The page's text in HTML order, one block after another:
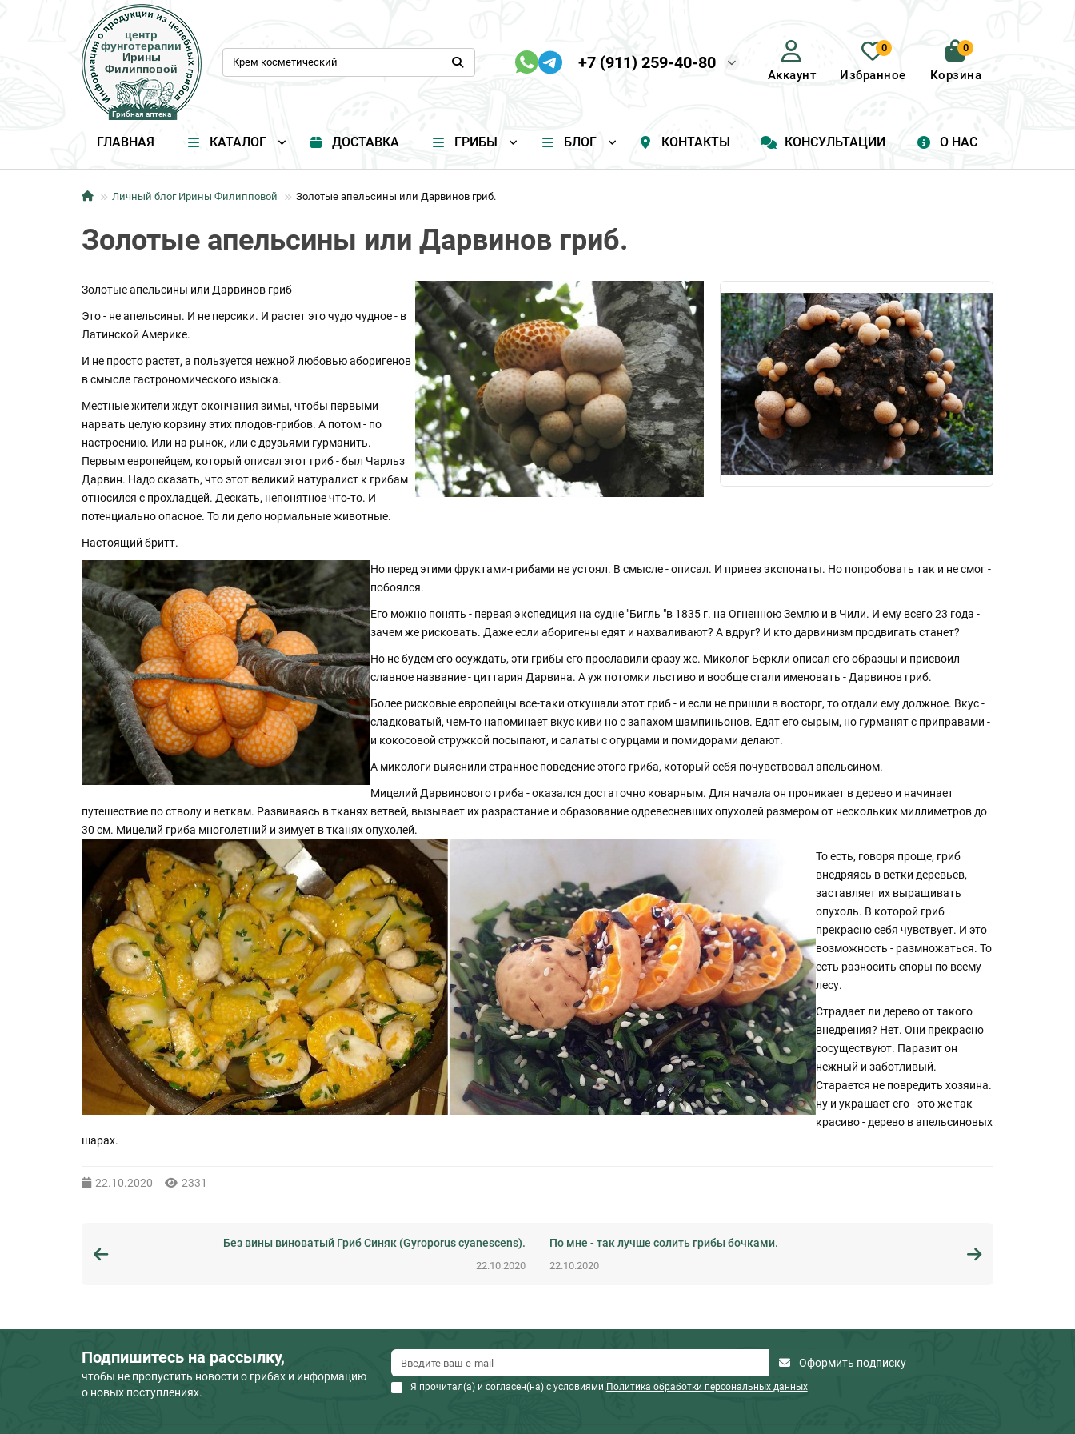
центр
фунготерапии
Ирины
Филипповой
Грибная аптека
центр
фунготерапии
Ирины
Филипповой
Грибная аптека
+7 (911) 259-40-80
Аккаунт
0
Избранное
0
Корзина
ГЛАВНАЯ КАТАЛОГ ДОСТАВКА ГРИБЫ БЛОГ КОНТАКТЫ КОНСУЛЬТАЦИИ О НАС
Личный блог Ирины Филипповой Золотые апельсины или Дарвинов гриб.
Золотые апельсины или Дарвинов гриб.
Золотые апельсины или Дарвинов гриб
Это - не апельсины. И не персики. И растет это чудо чудное - в
Латинской Америке.
И не просто растет, а пользуется нежной любовью аборигенов
в смысле гастрономического изыска.
Местные жители ждут окончания зимы, чтобы первыми
нарвать целую корзину этих плодов-грибов. А потом - по
настроению. Или на рынок, или с друзьями гурманить.
Первым европейцем, который описал этот гриб - был Чарльз
Дарвин. Надо сказать, что этот великий натуралист к грибам
относился с прохладцей. Дескать, непонятное что-то. И
потенциально опасное. То ли дело нормальные животные.
Настоящий бритт.
Но перед этими фруктами-грибами не устоял. В смысле - описал. И привез экспонаты. Но попробовать так и не смог -
побоялся.
Его можно понять - первая экспедиция на судне "Бигль "в 1835 г. на Огненною Землю и в Чили. И ему всего 23 года -
зачем же рисковать. Даже если аборигены едят и нахваливают? А вдруг? И кто дарвинизм продвигать станет?
Но не будем его осуждать, эти грибы его прославили сразу же. Миколог Беркли описал его образцы и присвоил
славное название - циттария Дарвина. А уж потомки льстиво и вообще стали именовать - Дарвинов гриб.
Более рисковые европейцы все-таки откушали этот гриб - и если не пришли в восторг, то отдали ему должное. Вкус -
сладковатый, чем-то напоминает вкус киви но с запахом шампиньонов. Едят его сырым, но гурманят с приправами -
и кокосовой стружкой посыпают, и салаты с огурцами и помидорами делают.
А микологи выяснили странное поведение этого гриба, который себя почувствовал апельсином.
Мицелий Дарвинового гриба - оказался достаточно коварным. Для начала он проникает в дерево и начинает
путешествие по стволу и веткам. Развиваясь в тканях ветвей, вызывает их разрастание и образование одревесневших опухолей размером от нескольких миллиметров до
30 см. Мицелий гриба многолетний и зимует в тканях опухолей.
То есть, говоря проще, гриб
внедряясь в ветки деревьев,
заставляет их выращивать
опухоль. В которой гриб
прекрасно себя чувствует. И это
возможность - размножаться. То
есть разносить споры по всему
лесу.
Страдает ли дерево от такого
внедрения? Нет. Они прекрасно
сосуществуют. Паразит он
нежный и заботливый.
Старается не повредить хозяина.
ну и украшает его - это же так
красиво - дерево в апельсиновых
шарах.
22.10.2020 2331
Без вины виноватый Гриб Синяк (Gyroporus cyanescens).
22.10.2020
По мне - так лучше солить грибы бочками.
22.10.2020
Подпишитесь на рассылку,
чтобы не пропустить новости о грибах и информацию
о новых поступлениях.
Оформить подписку
Я прочитал(а) и согласен(на) с условиями Политика обработки персональных данных